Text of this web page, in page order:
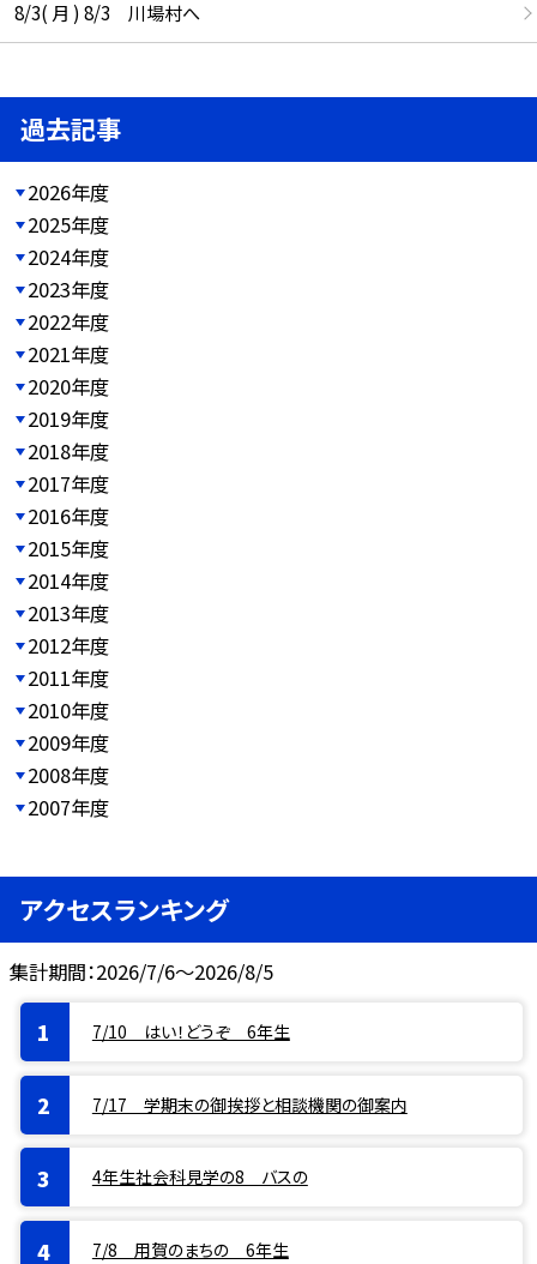
8/3( 月 ) 8/3 川場村へ
過去記事
2026年度
2025年度
2024年度
2023年度
2022年度
2021年度
2020年度
2019年度
2018年度
2017年度
2016年度
2015年度
2014年度
2013年度
2012年度
2011年度
2010年度
2009年度
2008年度
2007年度
アクセスランキング
集計期間：2026/7/6～2026/8/5
7/10 はい！どうぞ 6年生
7/17 学期末の御挨拶と相談機関の御案内
4年生社会科見学の8 バスの
7/8 用賀のまちの 6年生